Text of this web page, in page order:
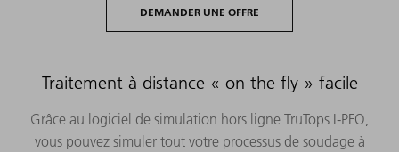
DEMANDER UNE OFFRE
Traitement à distance « on the fly » facile
Grâce au logiciel de simulation hors ligne TruTops I-PFO,
vous pouvez simuler tout votre processus de soudage à